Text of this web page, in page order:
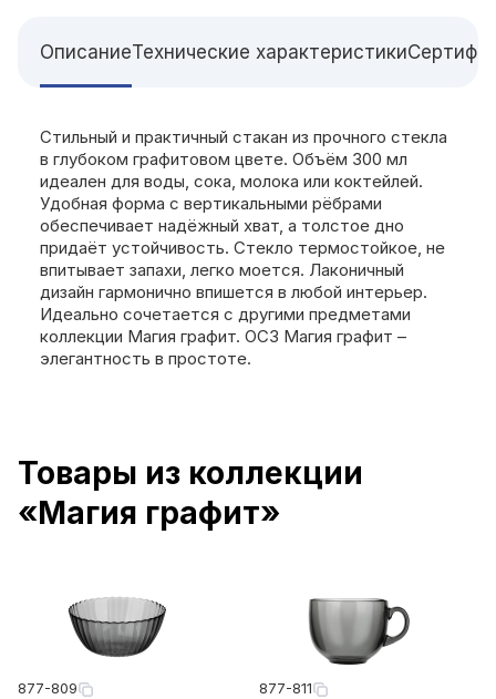
ОписаниеТехнические характеристики
Стильный и практичный стакан из прочного стекла
в глубоком графитовом цвете. Объём 300 мл
идеален для воды, сока, молока или коктейлей.
Удобная форма с вертикальными рёбрами
обеспечивает надёжный хват, а толстое дно
придаёт устойчивость. Стекло термостойкое, не
впитывает запахи, легко моется. Лаконичный
дизайн гармонично впишется в любой интерьер.
Идеально сочетается с другими предметами
коллекции Магия графит. ОСЗ Магия графит –
элегантность в простоте.
Товары из коллекции
«Магия графит»
877-809 877-811